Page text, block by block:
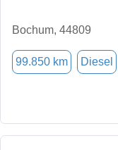
Bochum, 44809
99.850 km Diesel